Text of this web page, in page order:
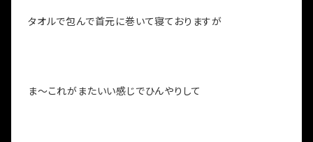
タオルで包んで首元に巻いて寝ておりますが
ま～これがまたいい感じでひんやりして